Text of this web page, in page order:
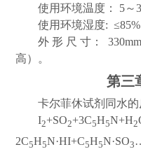
使用环境温度： 5～
使用环境湿度:≤85%
外 形 尺 寸：
高）。
第三
卡尔菲休试剂同水的
I2+SO2+3C5H5N+H2
2C5H5N·HI+C5H5N·SO3